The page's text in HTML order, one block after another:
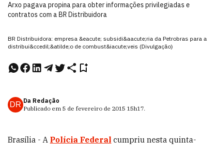
Arxo pagava propina para obter informações privilegiadas e
contratos com a BR Distribuidora
BR Distribuidora: empresa &eacute; subsidi&aacute;ria da Petrobras para a
distribui&ccedil;&atilde;o de combust&iacute;veis (Divulgação)
DR Da Redação
Publicado em 5 de fevereiro de 2015 15h17.
Brasília - A Polícia Federal cumpriu nesta quinta-